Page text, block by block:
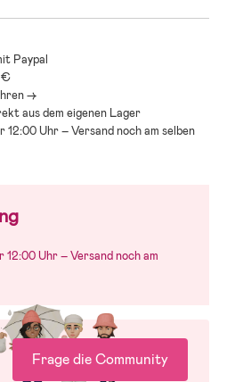
Paypal
€
->
aus dem eigenen Lager
Uhr – Versand noch am selben
Uhr – Versand noch am
Frage die Community